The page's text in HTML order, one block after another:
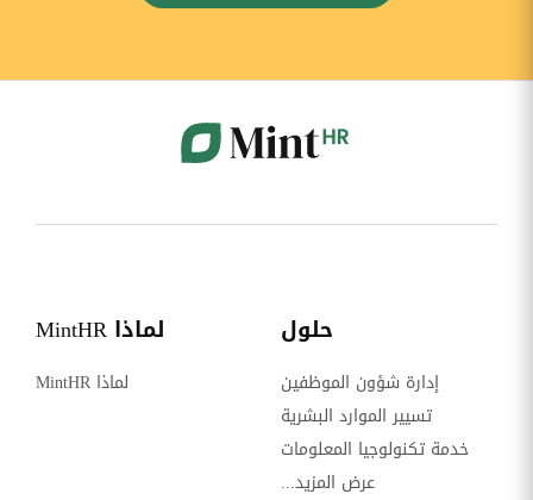
حلول
إدارة شؤون الموظفين
تسيير الموارد البشرية
خدمة تكنولوجيا المعلومات
عرض المزيد...
لماذا MintHR
لماذا MintHR